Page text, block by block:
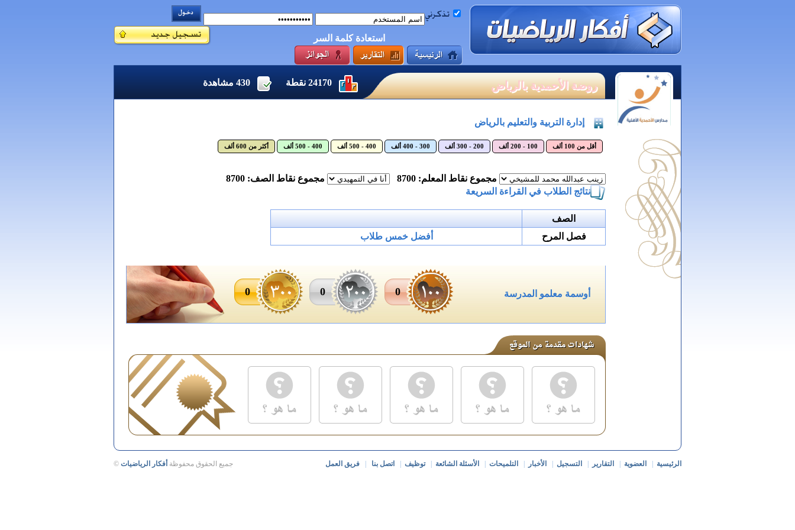
استعادة كلمة السر
روضة الأحمدية بالرياض 24170 نقطة 430 مشاهدة
إدارة التربية والتعليم بالرياض
أقل من 100 ألف 100 - 200 ألف 200 - 300 ألف 300 - 400 ألف 400 - 500 ألف 400 - 500 ألف أكثر من 600 ألف
مجموع نقاط المعلم: 8700
مجموع نقاط الصف: 8700
نتائج الطلاب في القراءة السريعة
الصف
فصل المرح
أفضل خمس طلاب
أوسمة معلمو المدرسة 0
0
0
الرئيسية العضوية التقارير التسجيل الأخبار التلميحات الأسئلة الشائعة |توظيف اتصل بنا فريق العمل جميع الحقوق محفوظة أفكار الرياضيات ©